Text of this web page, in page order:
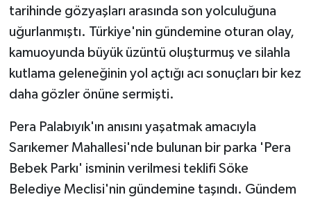
tarihinde gözyaşları arasında son yolculuğuna
uğurlanmıştı. Türkiye'nin gündemine oturan olay,
kamuoyunda büyük üzüntü oluşturmuş ve silahla
kutlama geleneğinin yol açtığı acı sonuçları bir kez
daha gözler önüne sermişti.
Pera Palabıyık'ın anısını yaşatmak amacıyla
Sarıkemer Mahallesi'nde bulunan bir parka 'Pera
Bebek Parkı' isminin verilmesi teklifi Söke
Belediye Meclisi'nin gündemine taşındı. Gündem
SPOR HABERLERİ
TEKNOLOJİ
ÜLKE GÜNDEMİ